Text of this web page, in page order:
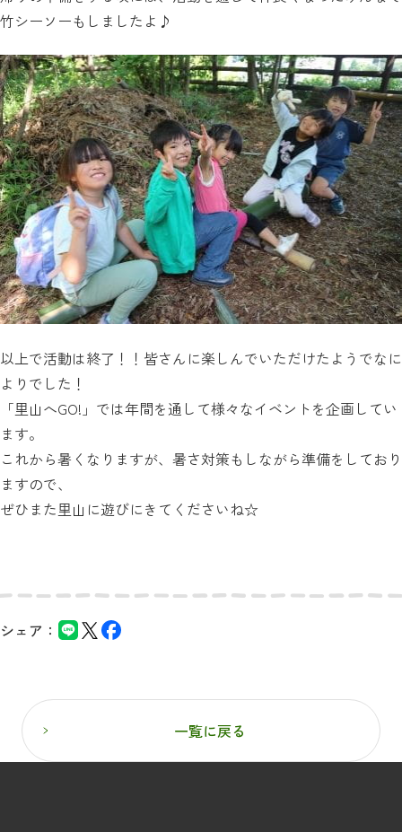
竹シーソーもしましたよ♪
以上で活動は終了！！皆さんに楽しんでいただけたようでなに
よりでした！
「里山へGO!」では年間を通して様々なイベントを企画してい
ます。
これから暑くなりますが、暑さ対策もしながら準備をしており
ますので、
ぜひまた里山に遊びにきてくださいね☆
シェア：
一覧に戻る